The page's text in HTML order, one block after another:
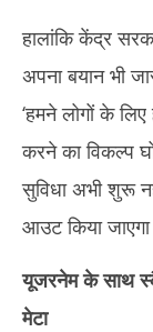
मेटा ने कहा- वर्ष के
2,
2026
हालांकि केंद्र
अपना बयान भी
‘हमने लोगों के
करने का विकल्प
सुविधा अभी शुरू
आउट किया
यूजरनेम के साथ
मेटा